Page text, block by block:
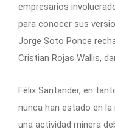
empresarios
para conocer sus
Jorge Soto Ponce
Cristian Rojas Wallis,
Félix Santander, en
nunca han estado en la
una actividad minera